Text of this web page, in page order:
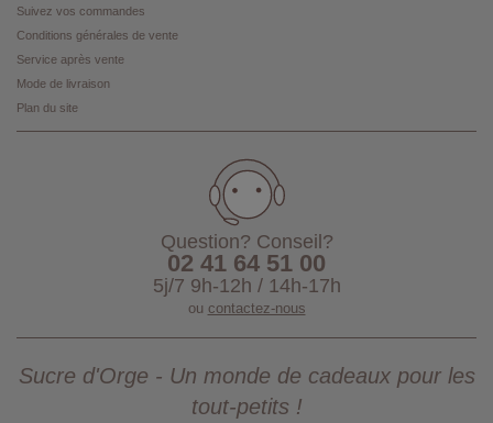
Suivez vos commandes
Conditions générales de vente
Service après vente
Mode de livraison
Plan du site
Question? Conseil?
02 41 64 51 00
5j/7 9h-12h / 14h-17h
ou contactez-nous
Sucre d'Orge - Un monde de cadeaux pour les
tout-petits !